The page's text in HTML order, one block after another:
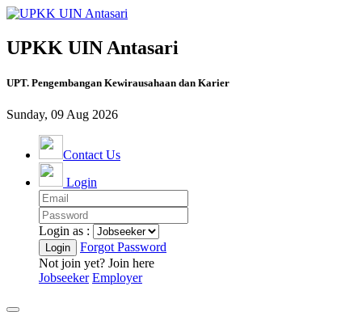
UPKK UIN Antasari
UPT. Pengembangan Kewirausahaan dan Karier
Sunday, 09 Aug 2026
Contact Us
Login
Login as :
Forgot Password
Not join yet? Join here
Jobseeker Employer